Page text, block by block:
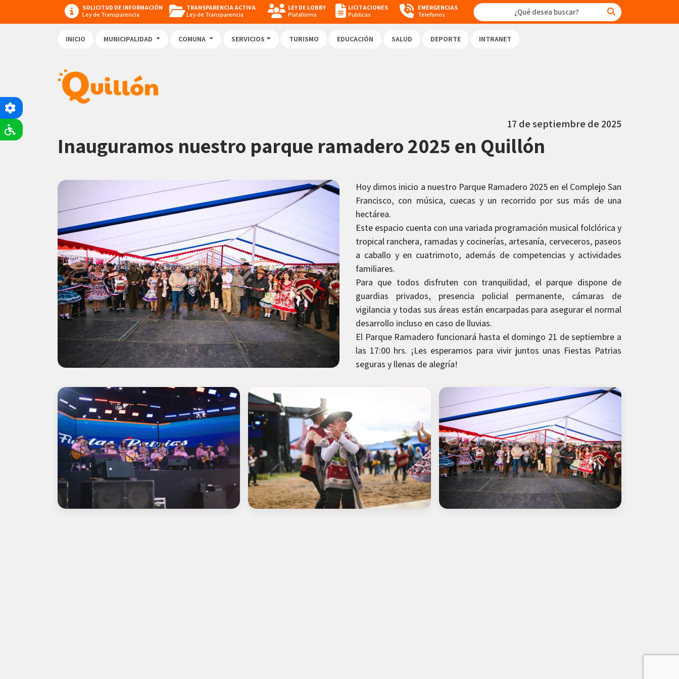
SOLICITUD DE INFORMACIÓN
Ley de Transparencia
TRANSPARENCIA ACTIVA
Ley de Transparencia
LEY DE LOBBY
Plataforma
LICITACIONES
Publicas
EMERGENCIAS
Telefonos
INICIO MUNICIPALIDAD COMUNA SERVICIOS TURISMO EDUCACIÓN SALUD DEPORTE INTRANET
17 de septiembre de 2025
Inauguramos nuestro parque ramadero 2025 en Quillón
Hoy dimos inicio a nuestro Parque Ramadero 2025 en el Complejo San
Francisco, con música, cuecas y un recorrido por sus más de una
hectárea.
Este espacio cuenta con una variada programación musical folclórica y
tropical ranchera, ramadas y cocinerías, artesanía, cerveceros, paseos
a caballo y en cuatrimoto, además de competencias y actividades
familiares.
Para que todos disfruten con tranquilidad, el parque dispone de
guardias privados, presencia policial permanente, cámaras de
vigilancia y todas sus áreas están encarpadas para asegurar el normal
desarrollo incluso en caso de lluvias.
El Parque Ramadero funcionará hasta el domingo 21 de septiembre a
las 17:00 hrs. ¡Les esperamos para vivir juntos unas Fiestas Patrias
seguras y llenas de alegría!